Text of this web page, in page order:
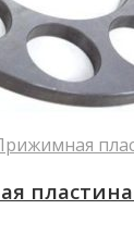
пластина